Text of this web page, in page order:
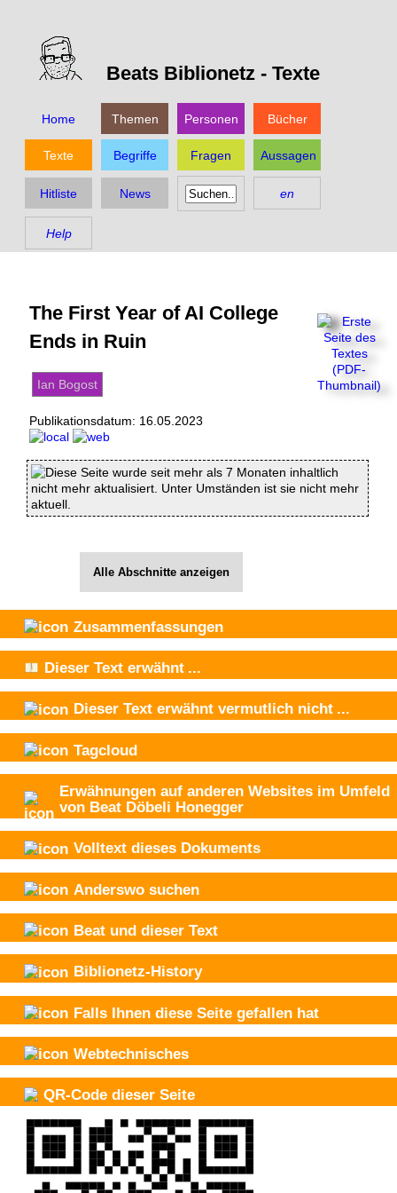
Beats Biblionetz - Texte
Home Themen Personen Bücher
Texte Begriffe Fragen Aussagen
Hitliste News en
Help
The First Year of AI College
Ends in Ruin
Ian Bogost
Publikationsdatum: 16.05.2023
Diese Seite wurde seit mehr als 7 Monaten inhaltlich
nicht mehr aktualisiert. Unter Umständen ist sie nicht mehr
aktuell.
Alle Abschnitte anzeigen
Zusammenfassungen
Dieser Text erwähnt ...
Dieser Text erwähnt vermutlich nicht ...
Tagcloud
Erwähnungen auf anderen Websites im Umfeld
von Beat Döbeli Honegger
Volltext dieses Dokuments
Anderswo suchen
Beat und dieser Text
Biblionetz-History
Falls Ihnen diese Seite gefallen hat
Webtechnisches
QR-Code dieser Seite